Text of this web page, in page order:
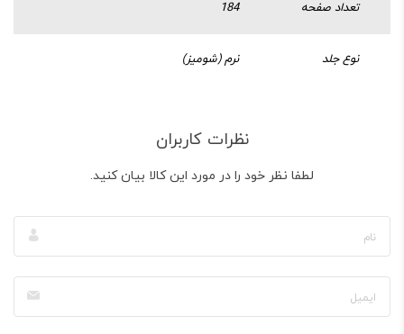
تعداد صفحه 184
نوع جلد نرم (شومیز)
نظرات کاربران
لطفا نظر خود را در مورد این کالا بیان کنید.